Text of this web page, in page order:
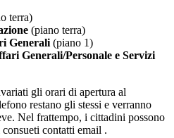
terra)
(piano terra)
Generali (piano 1)
Generali/Personale e Servizi
gli orari di apertura al
restano gli stessi e verranno
Nel frattempo, i cittadini possono
contatti email .